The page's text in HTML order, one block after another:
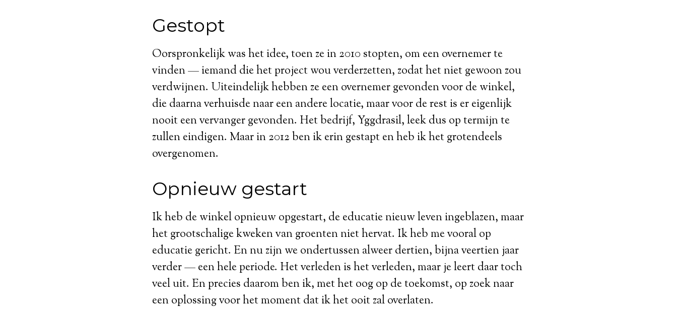
Gestopt
Oorspronkelijk was het idee, toen ze in 2010 stopten, om een overnemer te
vinden — iemand die het project wou verderzetten, zodat het niet gewoon zou
verdwijnen. Uiteindelijk hebben ze een overnemer gevonden voor de winkel,
die daarna verhuisde naar een andere locatie, maar voor de rest is er eigenlijk
nooit een vervanger gevonden. Het bedrijf, Yggdrasil, leek dus op termijn te
zullen eindigen. Maar in 2012 ben ik erin gestapt en heb ik het grotendeels
overgenomen.
Opnieuw gestart
Ik heb de winkel opnieuw opgestart, de educatie nieuw leven ingeblazen, maar
het grootschalige kweken van groenten niet hervat. Ik heb me vooral op
educatie gericht. En nu zijn we ondertussen alweer dertien, bijna veertien jaar
verder — een hele periode. Het verleden is het verleden, maar je leert daar toch
veel uit. En precies daarom ben ik, met het oog op de toekomst, op zoek naar
een oplossing voor het moment dat ik het ooit zal overlaten.